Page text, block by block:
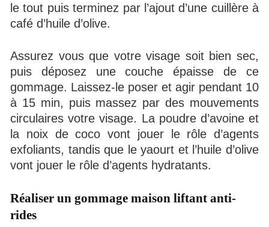
le tout puis terminez par l’ajout d’une cuillère à
café d’huile d’olive.
Assurez vous que votre visage soit bien sec,
puis déposez une couche épaisse de ce
gommage. Laissez-le poser et agir pendant 10
à 15 min, puis massez par des mouvements
circulaires votre visage. La poudre d’avoine et
la noix de coco vont jouer le rôle d’agents
exfoliants, tandis que le yaourt et l’huile d’olive
vont jouer le rôle d’agents hydratants.
Réaliser un gommage maison liftant anti-
rides